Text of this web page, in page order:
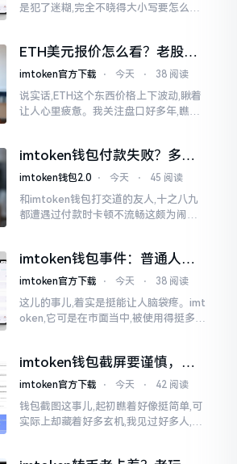
是犯了迷糊,完全不晓得大小写要怎么去
ETH美元报价怎么看？老股民
手把手教你盯盘
imtoken官方下载 ⋅ 今天 ⋅ 38 阅读
说实话,ETH这个东西价格上下波动,瞅着
让人心里疲惫。我关注盘口好多年,瞧见
判断。
imtoken钱包付款失败？多半
是这几个原因闹的
imtoken钱包2.0 ⋅ 今天 ⋅ 45 阅读
和imtoken钱包打交道的友人,十之八九
都遭遇过付款时卡顿不流畅这颇为闹心
急得连连跺脚。实际上讲
imtoken钱包事件：普通人该
咋办？
imtoken官方下载 ⋅ 今天 ⋅ 38 阅读
这儿的事儿,着实是挺能让人脑袋疼。imt
oken,它可是在市面当中,被使用得挺多的
imtoken钱包截屏要谨慎，别
把隐私当儿戏
imtoken官方下载 ⋅ 今天 ⋅ 42 阅读
钱包截图这事儿,起初瞧着好像挺简单,可
实际上却藏着好多玄机,我见过好多人,总